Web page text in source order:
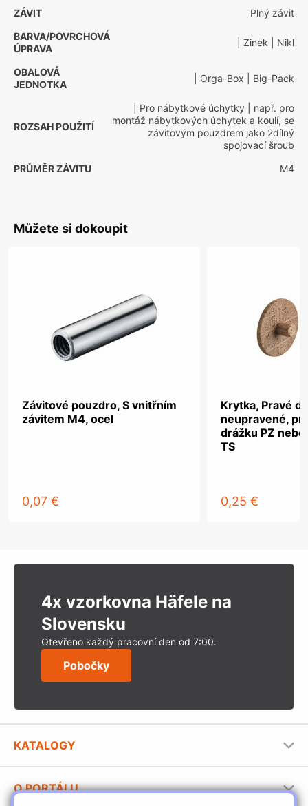
ZÁVIT
Plný závit
BARVA/POVRCHOVÁ
ÚPRAVA
| Zinek | Nikl
OBALOVÁ
JEDNOTKA
| Orga-Box | Big-Pack
ROZSAH POUŽITÍ
| Pro nábytkové úchytky | např. pro
montáž nábytkových úchytek a koulí, se
závitovým pouzdrem jako 2dílný
spojovací šroub
PRŮMĚR ZÁVITU
M4
Můžete si dokoupit
Závitové pouzdro, S vnitřním
závitem M4, ocel
0,07 €
Krytka, Pravé
neupravené,
drážku PZ
TS
0,25 €
4x vzorkovna Häfele na
Slovensku
Otevřeno každý pracovní den od 7:00.
Pobočky
KATALOGY
Stavební katalog Häfele
O PORTÁLU